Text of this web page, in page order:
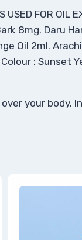
FOR
8mg. Daru
Oil 2ml.
: Sunset
your body.